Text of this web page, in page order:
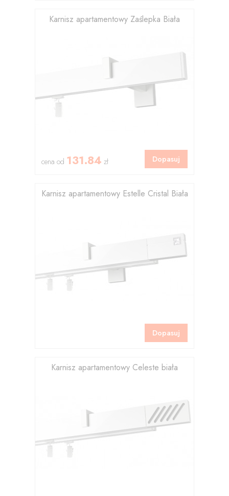
Karnisz apartamentowy Zaślepka Biała
cena od 131.84 zł Dopasuj
Karnisz apartamentowy Estelle Cristal Biała
Dopasuj
Karnisz apartamentowy Celeste biała